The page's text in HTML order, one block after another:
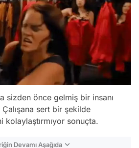
sizden önce gelmiş bir insanı
sert bir şekilde
kolaylaştırmıyor sonuçta.
Devamı Aşağıda